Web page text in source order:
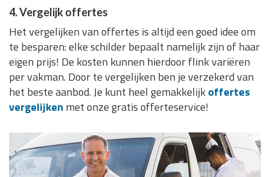
4. Vergelijk offertes
Het vergelijken van offertes is altijd een goed idee om
te besparen: elke schilder bepaalt namelijk zijn of haar
eigen prijs! De kosten kunnen hierdoor flink variëren
per vakman. Door te vergelijken ben je verzekerd van
het beste aanbod. Je kunt heel gemakkelijkoffertes
vergelijken met onze gratis offerteservice!